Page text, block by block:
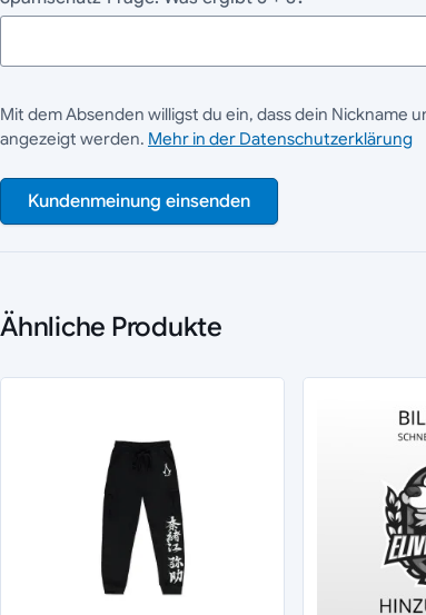
Mit dem Absenden willigst du ein, dass dein Nickname
angezeigt werden. Mehr in der Datenschutzerklärung
Kundenmeinung einsenden
Ähnliche Produkte